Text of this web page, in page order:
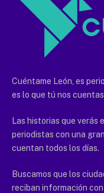
Cuéntame León, es
es lo que tú nos
Las historias que verás
periodistas con una
cuentan todos los días.
Buscamos que los
reciban información